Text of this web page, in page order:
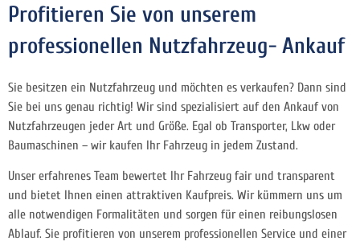
Profitieren Sie von unserem
professionellen Nutzfahrzeug- Ankauf
Sie besitzen ein Nutzfahrzeug und möchten es verkaufen? Dann sind
Sie bei uns genau richtig! Wir sind spezialisiert auf den Ankauf von
Nutzfahrzeugen jeder Art und Größe. Egal ob Transporter, Lkw oder
Baumaschinen – wir kaufen Ihr Fahrzeug in jedem Zustand.
Unser erfahrenes Team bewertet Ihr Fahrzeug fair und transparent
und bietet Ihnen einen attraktiven Kaufpreis. Wir kümmern uns um
alle notwendigen Formalitäten und sorgen für einen reibungslosen
Ablauf. Sie profitieren von unserem professionellen Service und einer